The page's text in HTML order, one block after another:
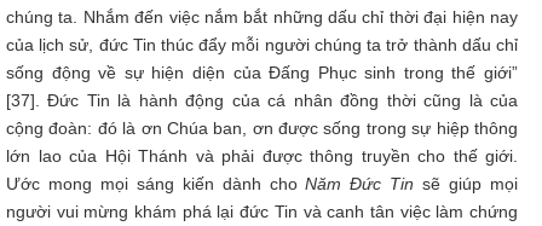
chúng ta. Nhắm đến việc nắm bắt những dấu chỉ thời đại hiện nay
của lịch sử, đức Tin thúc đẩy mỗi người chúng ta trở thành dấu chỉ
sống động về sự hiện diện của Đấng Phục sinh trong thế giới”
[37]. Đức Tin là hành động của cá nhân đồng thời cũng là của
cộng đoàn: đó là ơn Chúa ban, ơn được sống trong sự hiệp thông
lớn lao của Hội Thánh và phải được thông truyền cho thế giới.
Ước mong mọi sáng kiến dành choNăm Đức Tin sẽ giúp mọi
người vui mừng khám phá lại đức Tin và canh tân việc làm chứng